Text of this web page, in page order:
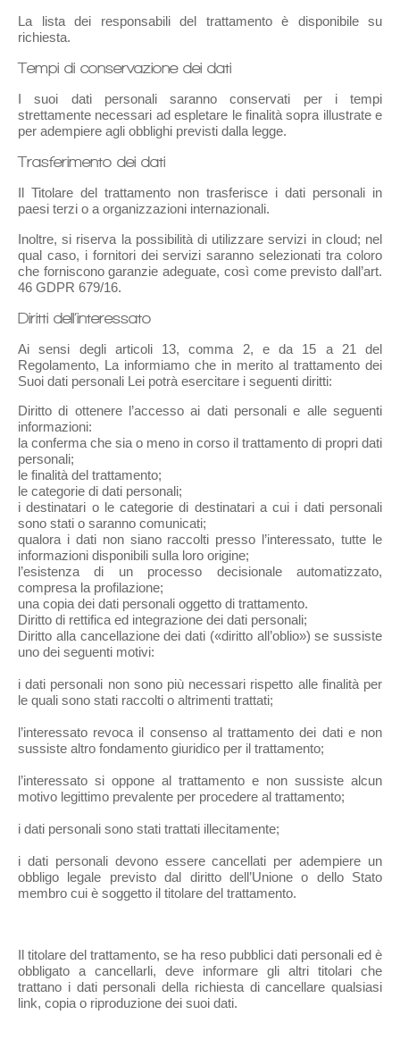
La lista dei responsabili del trattamento è disponibile su
richiesta.
Tempi di conservazione dei dati
I suoi dati personali saranno conservati per i tempi
strettamente necessari ad espletare le finalità sopra illustrate e
per adempiere agli obblighi previsti dalla legge.
Trasferimento dei dati
Il Titolare del trattamento non trasferisce i dati personali in
paesi terzi o a organizzazioni internazionali.
Inoltre, si riserva la possibilità di utilizzare servizi in cloud; nel
qual caso, i fornitori dei servizi saranno selezionati tra coloro
che forniscono garanzie adeguate, così come previsto dall’art.
46 GDPR 679/16.
Diritti dell’interessato
Ai sensi degli articoli 13, comma 2, e da 15 a 21 del
Regolamento, La informiamo che in merito al trattamento dei
Suoi dati personali Lei potrà esercitare i seguenti diritti:
Diritto di ottenere l’accesso ai dati personali e alle seguenti
informazioni:
la conferma che sia o meno in corso il trattamento di propri dati
personali;
le finalità del trattamento;
le categorie di dati personali;
i destinatari o le categorie di destinatari a cui i dati personali
sono stati o saranno comunicati;
qualora i dati non siano raccolti presso l’interessato, tutte le
informazioni disponibili sulla loro origine;
l’esistenza di un processo decisionale automatizzato,
compresa la profilazione;
una copia dei dati personali oggetto di trattamento.
Diritto di rettifica ed integrazione dei dati personali;
Diritto alla cancellazione dei dati («diritto all’oblio») se sussiste
uno dei seguenti motivi:
i dati personali non sono più necessari rispetto alle finalità per
le quali sono stati raccolti o altrimenti trattati;
l’interessato revoca il consenso al trattamento dei dati e non
sussiste altro fondamento giuridico per il trattamento;
l’interessato si oppone al trattamento e non sussiste alcun
motivo legittimo prevalente per procedere al trattamento;
i dati personali sono stati trattati illecitamente;
i dati personali devono essere cancellati per adempiere un
obbligo legale previsto dal diritto dell’Unione o dello Stato
membro cui è soggetto il titolare del trattamento.
Il titolare del trattamento, se ha reso pubblici dati personali ed è
obbligato a cancellarli, deve informare gli altri titolari che
trattano i dati personali della richiesta di cancellare qualsiasi
link, copia o riproduzione dei suoi dati.